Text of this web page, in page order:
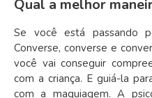
Qual a melhor
Se você está passando
Converse, converse e
você vai conseguir
com a criança. E guiá-la
com a maquiagem. A